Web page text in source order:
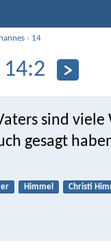
› 14
sind
gesagt
Himmel Christi